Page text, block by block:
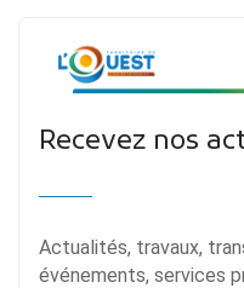
Recevez nos
Actualités, travaux,
événements, services